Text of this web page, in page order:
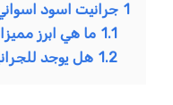
جرانيت اسود اسواني
ما هي ابرز
1.2 هل يوجد